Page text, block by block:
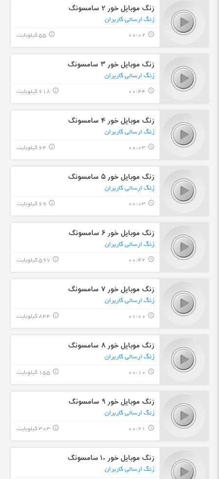
زنگ موبایل خور ۲ سامسونگ
زنگ ارسالی کاربران
query_builder
00:02 55 کیلوبایت info_outline
زنگ موبایل خور ۳ سامسونگ
زنگ ارسالی کاربران
query_builder
00:44 618 کیلوبایت info_outline
زنگ موبایل خور ۴ سامسونگ
زنگ ارسالی کاربران
query_builder
00:03 64 کیلوبایت info_outline
زنگ موبایل خور ۵ سامسونگ
زنگ ارسالی کاربران
query_builder
00:03 69 کیلوبایت info_outline
زنگ موبایل خور ۶ سامسونگ
زنگ ارسالی کاربران
query_builder
00:42 597 کیلوبایت info_outline
زنگ موبایل خور ۷ سامسونگ
زنگ ارسالی کاربران
query_builder
01:00 844 کیلوبایت info_outline
زنگ موبایل خور ۸ سامسونگ
زنگ ارسالی کاربران
query_builder
00:10 155 کیلوبایت info_outline
زنگ موبایل خور ۹ سامسونگ
زنگ ارسالی کاربران
query_builder
00:21 303 کیلوبایت info_outline
زنگ موبایل خور ۱۰ سامسونگ
زنگ ارسالی کاربران